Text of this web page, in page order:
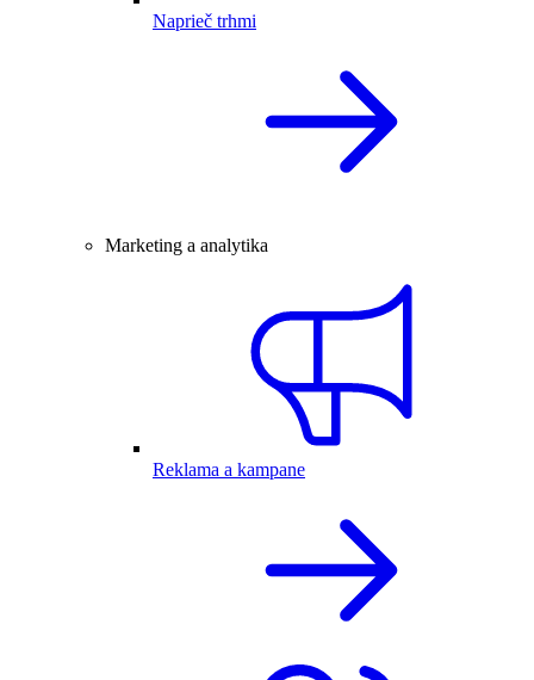
Naprieč trhmi
Marketing a analytika
Reklama a kampane